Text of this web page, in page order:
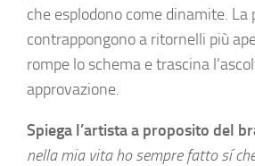
che esplodono come dinamite.
contrappongono a ritornelli più
rompe lo schema e trascina
approvazione.
Spiega l’artista a proposito del
nella mia vita ho sempre fatto sí